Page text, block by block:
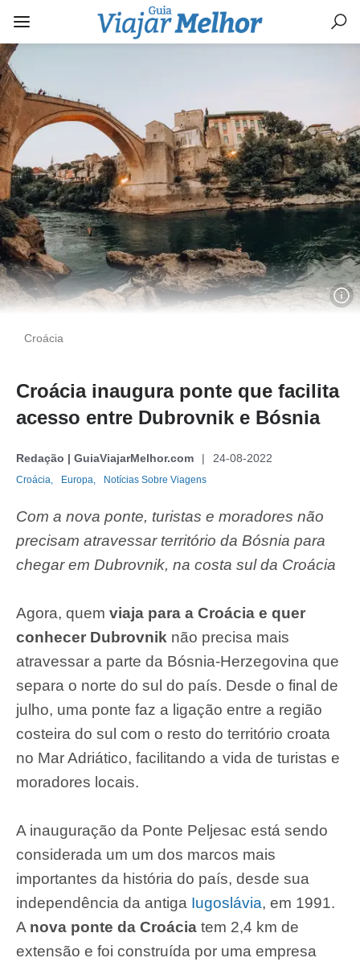
Croácia
Croácia inaugura ponte que facilita
acesso entre Dubrovnik e Bósnia
Redação | GuiaViajarMelhor.com 24-08-2022
Croácia, Europa, Notícias Sobre Viagens
Com a nova ponte, turistas e moradores não
precisam atravessar território da Bósnia para
chegar em Dubrovnik, na costa sul da Croácia
Agora, quem viaja para a Croácia e quer
conhecer Dubrovnik não precisa mais
atravessar a parte da Bósnia-Herzegovina que
separa o norte do sul do país. Desde o final de
julho, uma ponte faz a ligação entre a região
costeira do sul com o resto do território croata
no Mar Adriático, facilitando a vida de turistas e
moradores locais.
A inauguração da Ponte Peljesac está sendo
considerada um um dos marcos mais
importantes da história do país, desde sua
independência da antiga Iugoslávia, em 1991.
A nova ponte da Croácia tem 2,4 km de
extensão e foi construída por uma empresa